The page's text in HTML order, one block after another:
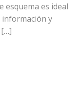
esquema es ideal
información y
[…]